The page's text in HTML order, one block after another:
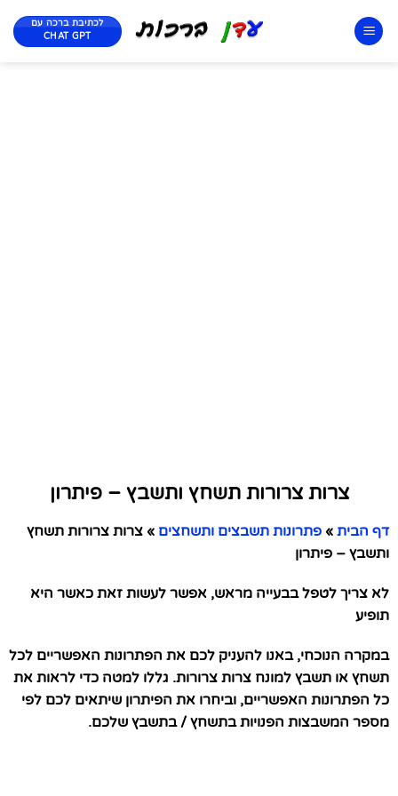
לכתיבת ברכה עם
CHAT GPT
צרות צרורות תשחץ ותשבץ – פיתרון
דף הבית » פתרונות תשבצים ותשחצים » צרות צרורות תשחץ
ותשבץ – פיתרון
לא צריך לטפל בבעייה מראש, אפשר לעשות זאת כאשר היא
תופיע
במקרה הנוכחי, באנו להעניק לכם את הפתרונות האפשריים לכל
תשחץ או תשבץ למונח צרות צרורות. גללו למטה כדי לראות את
כל הפתרונות האפשריים, וביחרו את הפיתרון שיתאים לכם לפי
מספר המשבצות הפנויות בתשחץ / בתשבץ שלכם.